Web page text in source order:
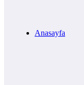
Anasayfa